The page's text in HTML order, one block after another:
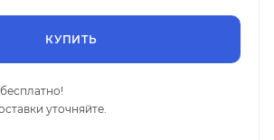
КУПИТЬ
уточняйте.